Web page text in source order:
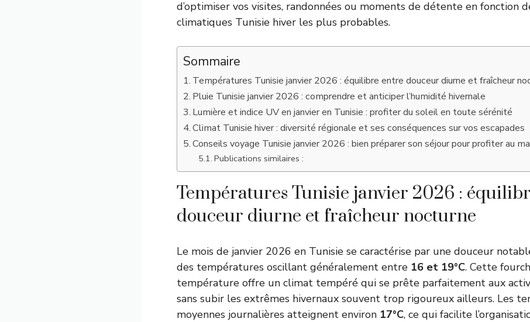
d’optimiser vos visites, randonnées ou moments de détente en fonction
climatiques Tunisie hiver les plus probables.
Sommaire
Températures Tunisie janvier 2026 : équilibre entre douceur diurne et fraîcheur
Pluie Tunisie janvier 2026 : comprendre et anticiper l’humidité hivernale
Lumière et indice UV en janvier en Tunisie : profiter du soleil en toute sérénité
Climat Tunisie hiver : diversité régionale et ses conséquences sur vos escapades
Conseils voyage Tunisie janvier 2026 : bien préparer son séjour pour profiter au
Publications similaires :
Températures Tunisie janvier 2026 :
douceur diurne et fraîcheur nocturne
Le mois de janvier 2026 en Tunisie se caractérise par une douceur
des températures oscillant généralement entre 16 et 19°C. Cette
température offre un climat tempéré qui se prête parfaitement aux
sans subir les extrêmes hivernaux souvent trop rigoureux ailleurs. Les
moyennes journalières atteignent environ 17°C, ce qui facilite